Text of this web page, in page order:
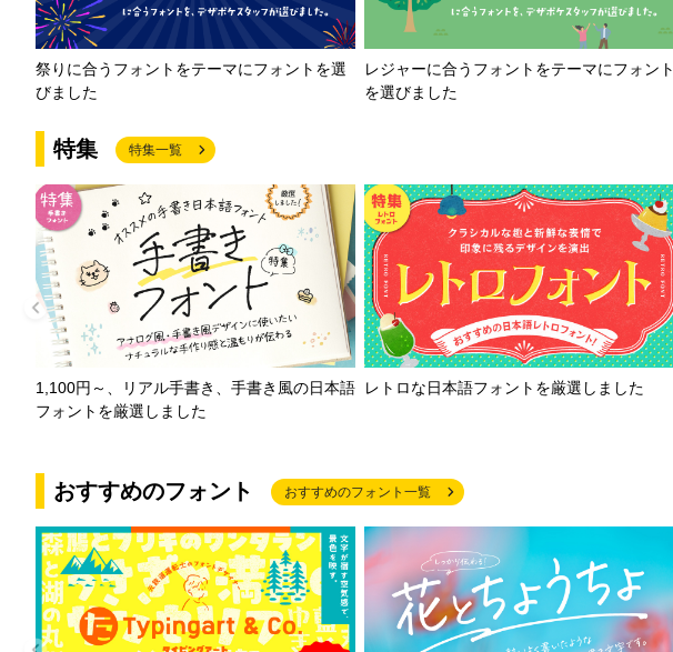
祭りに合うフォントをテーマにフォントを選
びました
レジャーに合うフォントをテーマにフォント
を選びました
特集 特集一覧
1,100円～、リアル手書き、手書き風の日本語
フォントを厳選しました
レトロな日本語フォントを厳選しました
おすすめのフォント おすすめのフォント一覧